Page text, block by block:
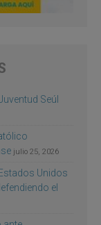
Seúl
julio 25, 2026
Unidos
el